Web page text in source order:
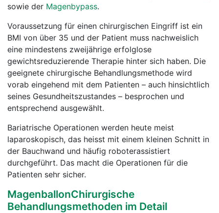
sowie der Magenbypass.
Voraussetzung für einen chirurgischen Eingriff ist ein
BMI von über 35 und der Patient muss nachweislich
eine mindestens zweijährige erfolglose
gewichtsreduzierende Therapie hinter sich haben. Die
geeignete chirurgische Behandlungsmethode wird
vorab eingehend mit dem Patienten – auch hinsichtlich
seines Gesundheitszustandes – besprochen und
entsprechend ausgewählt.
Bariatrische Operationen werden heute meist
laparoskopisch, das heisst mit einem kleinen Schnitt in
der Bauchwand und häufig roboterassistiert
durchgeführt. Das macht die Operationen für die
Patienten sehr sicher.
MagenballonChirurgische
Behandlungsmethoden im Detail